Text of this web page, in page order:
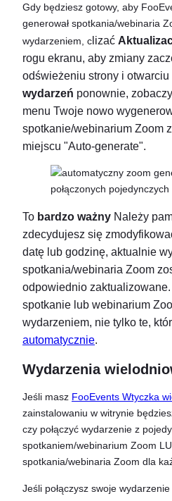
Gdy będziesz gotowy, aby
generował spotkania/webinaria
wydarzeniem, c lizać
rogu ekranu, aby zmiany
odświeżeniu strony i otwarciu
wydarzeń ponownie,
menu Twoje nowo
spotkanie/webinarium Zoom
miejscu "Auto-generate".
To bardzo ważny Należy
zdecydujesz się
datę lub godzinę, aktualnie
spotkania/webinaria Zoom
odpowiednio
spotkanie lub webinarium
wydarzeniem, nie tylko te,
automatycznie.
Wydarzenia
Jeśli masz FooEvents Wtyczka
zainstalowaniu w witrynie
czy połączyć wydarzenie z
spotkaniem/webinarium Zoom
spotkania/webinaria Zoom dla
Jeśli połączysz swoje wydarzenie